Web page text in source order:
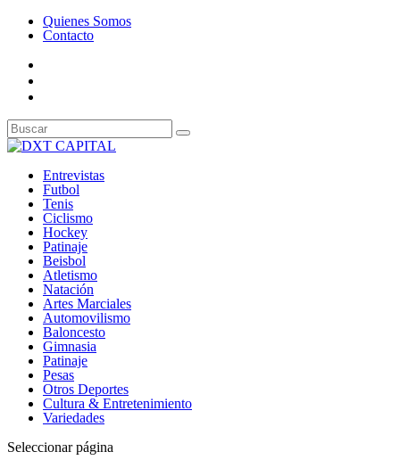
Quienes Somos
Contacto
Entrevistas
Futbol
Tenis
Ciclismo
Hockey
Patinaje
Beisbol
Atletismo
Natación
Artes Marciales
Automovilismo
Baloncesto
Gimnasia
Patinaje
Pesas
Otros Deportes
Cultura & Entretenimiento
Variedades
Seleccionar página